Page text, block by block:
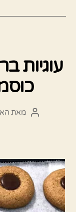
עוגיות
המחבר
מאת